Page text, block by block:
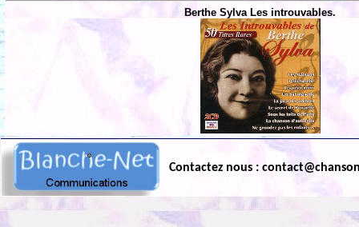
Berthe Sylva Les introuvables.
Contactez nous :